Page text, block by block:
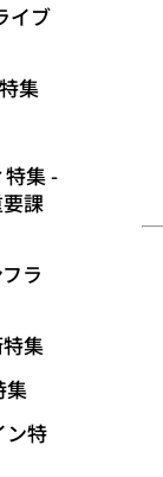
イブ
集
集 -
課
ラ
集
集
ン特